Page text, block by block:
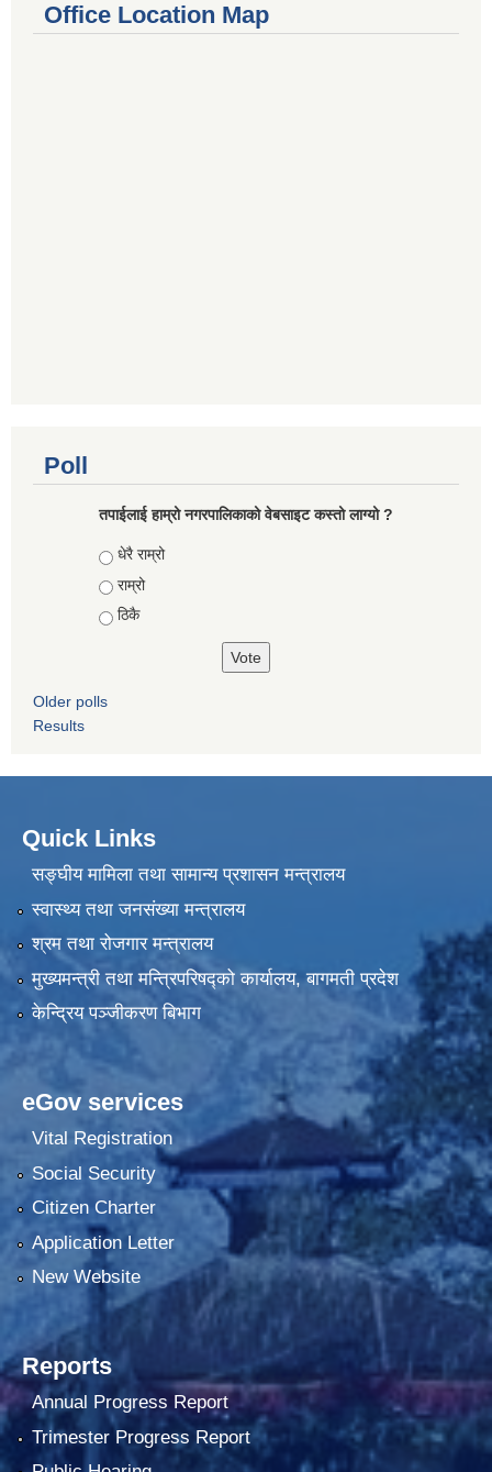
Office Location Map
Poll
तपाईलाई हाम्रो नगरपालिकाको वेबसाइट कस्तो लाग्यो ?
Choices
धेरै राम्रो
राम्रो
ठिकै
Older polls
Results
Quick Links
सङ्घीय मामिला तथा सामान्य प्रशासन मन्त्रालय
स्वास्थ्य तथा जनसंख्या मन्त्रालय
श्रम तथा रोजगार मन्त्रालय
मुख्यमन्त्री तथा मन्त्रिपरिषद्को कार्यालय, बागमती प्रदेश
केन्द्रिय पञ्जीकरण बिभाग
eGov services
Vital Registration
Social Security
Citizen Charter
Application Letter
New Website
Reports
Annual Progress Report
Trimester Progress Report